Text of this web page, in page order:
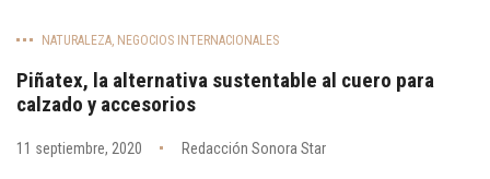
NATURALEZA NEGOCIOS INTERNACIONALES
Piñatex, la alternativa sustentable al cuero para
calzado y accesorios
11 septiembre, 2020 Redacción Sonora Star